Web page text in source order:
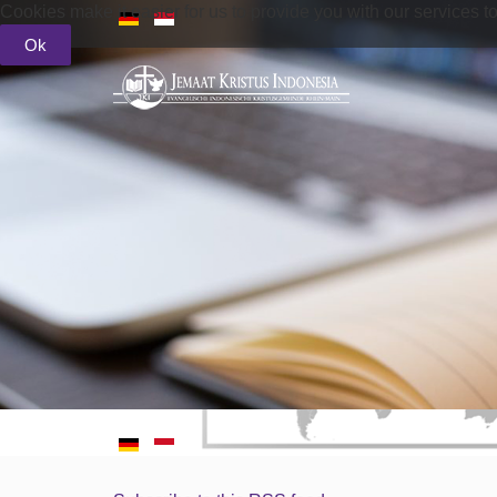
Cookies make it easier for us to provide you with our services
Ok